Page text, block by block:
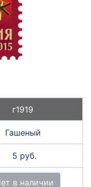
г1919
Гашеный
5 руб.
в наличии